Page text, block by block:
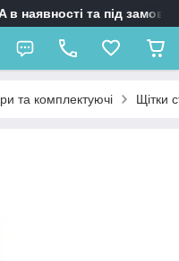
в наявності та під
та комплектуючі Щітки